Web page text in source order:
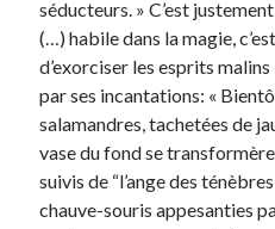
séducteurs. » C’est
(…) habile dans la magie,
d’exorciser les esprits
par ses incantations: «
salamandres, tachetées de
vase du fond se
suivis de “l’ange des
chauve-souris appesanties